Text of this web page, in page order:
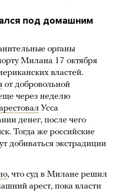
под домашним
органы
Милана 17 октября
властей.
от добровольной
через неделю
Усса
денег, после чего
Тогда же российские
добиваться экстрадиции
, что суд в Милане решил
арест, пока власти